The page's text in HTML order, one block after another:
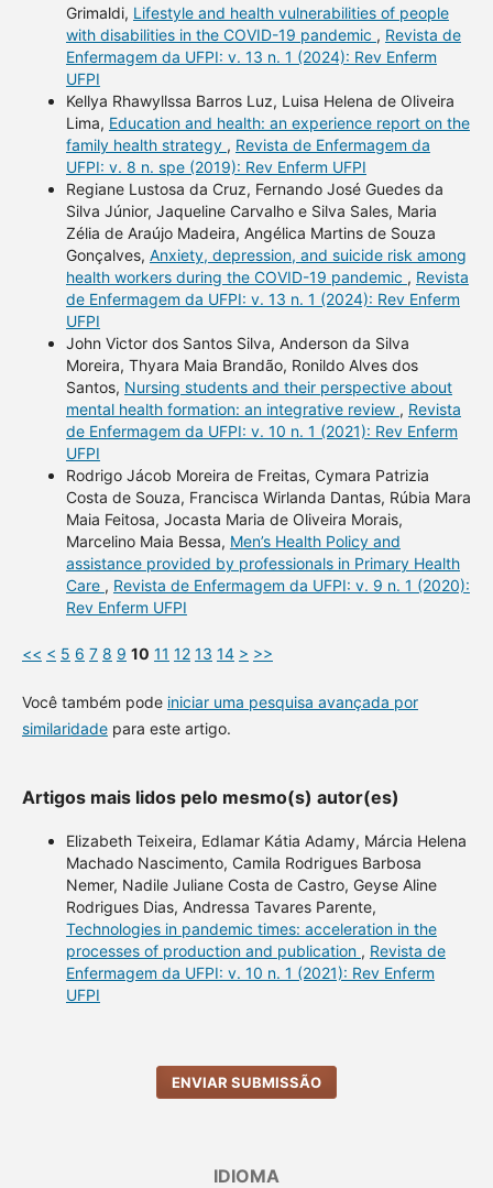
Grimaldi, Lifestyle and health vulnerabilities of people
with disabilities in the COVID-19 pandemic , Revista de
Enfermagem da UFPI: v. 13 n. 1 (2024): Rev Enferm
UFPI
Kellya Rhawyllssa Barros Luz, Luisa Helena de Oliveira
Lima, Education and health: an experience report on the
family health strategy , Revista de Enfermagem da
UFPI: v. 8 n. spe (2019): Rev Enferm UFPI
Regiane Lustosa da Cruz, Fernando José Guedes da
Silva Júnior, Jaqueline Carvalho e Silva Sales, Maria
Zélia de Araújo Madeira, Angélica Martins de Souza
Gonçalves, Anxiety, depression, and suicide risk among
health workers during the COVID-19 pandemic , Revista
de Enfermagem da UFPI: v. 13 n. 1 (2024): Rev Enferm
UFPI
John Victor dos Santos Silva, Anderson da Silva
Moreira, Thyara Maia Brandão, Ronildo Alves dos
Santos, Nursing students and their perspective about
mental health formation: an integrative review , Revista
de Enfermagem da UFPI: v. 10 n. 1 (2021): Rev Enferm
UFPI
Rodrigo Jácob Moreira de Freitas, Cymara Patrizia
Costa de Souza, Francisca Wirlanda Dantas, Rúbia Mara
Maia Feitosa, Jocasta Maria de Oliveira Morais,
Marcelino Maia Bessa, Men’s Health Policy and
assistance provided by professionals in Primary Health
Care , Revista de Enfermagem da UFPI: v. 9 n. 1 (2020):
Rev Enferm UFPI
<< < 5 6 7 8 9 10 11 12 13 14 > >>
Você também pode iniciar uma pesquisa avançada por
similaridadepara este artigo.
Artigos mais lidos pelo mesmo(s) autor(es)
Elizabeth Teixeira, Edlamar Kátia Adamy, Márcia Helena
Machado Nascimento, Camila Rodrigues Barbosa
Nemer, Nadile Juliane Costa de Castro, Geyse Aline
Rodrigues Dias, Andressa Tavares Parente,
Technologies in pandemic times: acceleration in the
processes of production and publication , Revista de
Enfermagem da UFPI: v. 10 n. 1 (2021): Rev Enferm
UFPI
ENVIAR SUBMISSÃO
IDIOMA